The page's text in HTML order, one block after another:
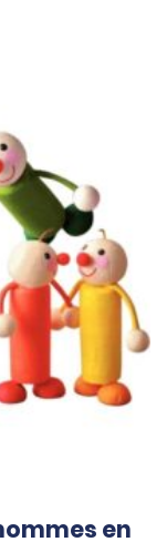
en